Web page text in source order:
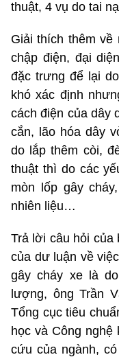
thuật, 4 vụ do tai
Giải thích thêm về
chập điện, đại
đặc trưng để lại
khó xác định
cách điện của dây
cắn, lão hóa dây
do lắp thêm còi,
thuật thì do các
mòn lốp gây
nhiên liệu…
Trả lời câu hỏi của
của dư luận về
gây cháy xe là
lượng, ông Trần
Tổng cục tiêu
học và Công nghệ
cứu của ngành,